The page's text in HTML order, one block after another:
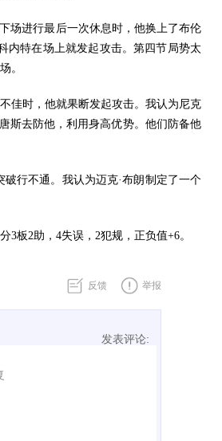
场进行最后一次休息时，他换上了布伦
内特在场上就发起攻击。第四节局势太
。
佳时，他就果断发起攻击。我认为尼克
斯去防他，利用身高优势。他们防备他
行不通。我认为迈克·布朗制定了一个
3板2助，4失误，2犯规，正负值+6。
反馈 举报
发表评论: